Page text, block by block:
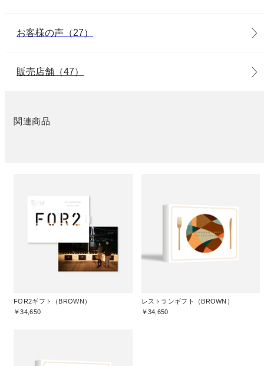
お客様の声（27）
販売店舗（47）
関連商品
FOR2ギフト（BROWN）
￥34,650
レストランギフト（BROWN）
￥34,650